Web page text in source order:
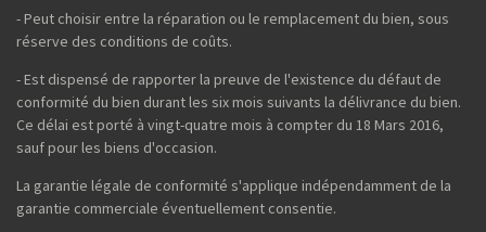
- Peut choisir entre la réparation ou le remplacement du bien, sous
réserve des conditions de coûts.
- Est dispensé de rapporter la preuve de l'existence du défaut de
conformité du bien durant les six mois suivants la délivrance du bien.
Ce délai est porté à vingt-quatre mois à compter du 18 Mars 2016,
sauf pour les biens d'occasion.
La garantie légale de conformité s'applique indépendamment de la
garantie commerciale éventuellement consentie.